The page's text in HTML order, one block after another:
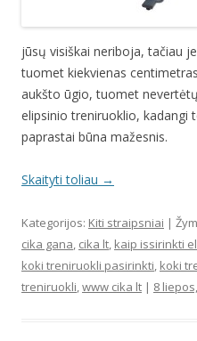
jūsų visiškai neriboja, tačiau
tuomet kiekvienas
aukšto ūgio, tuomet
elipsinio treniruoklio, kadangi
paprastai būna mažesnis.
Skaityti toliau →
Kategorijos: Kiti straipsniai |
cika gana, cika lt, kaip issirinkti
koki treniruokli pasirinkti, koki
treniruokli,www cika lt | 8